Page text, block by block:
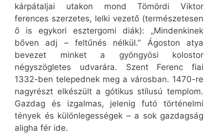
kárpátaljai utakon mond Tömördi Viktor
ferences szerzetes, lelki vezető (természetesen
ő is egykori esztergomi diák): „Mindenkinek
bőven adj – feltűnés nélkül.” Ágoston atya
bevezet minket a gyöngyösi kolostor
négyszögletes udvarára. Szent Ferenc fiai
1332-ben telepednek meg a városban. 1470-re
nagyrészt elkészült a gótikus stílusú templom.
Gazdag és izgalmas, jelenig futó történelmi
tények és különlegességek – a sok gazdagság
aligha fér ide.